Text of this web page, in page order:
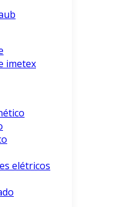
imetex
elétricos